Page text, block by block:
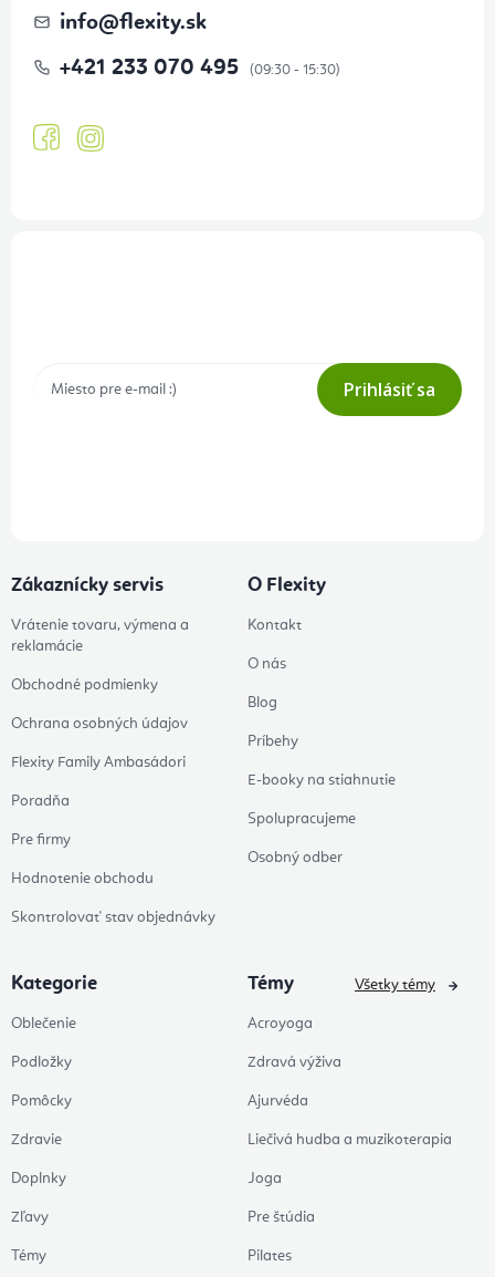
info@flexity.sk
+421 233 070 495
Prihlásiť sa
Zákaznícky servis
Vrátenie tovaru, výmena a
reklamácie
Obchodné podmienky
Ochrana osobných údajov
Flexity Family Ambasádori
Poradňa
Pre firmy
Hodnotenie obchodu
Skontrolovať stav objednávky
O Flexity
Kontakt
O nás
Blog
Príbehy
E-booky na stiahnutie
Spolupracujeme
Osobný odber
Kategorie
Oblečenie
Podložky
Pomôcky
Zdravie
Doplnky
Zľavy
Témy
Témy
Acroyoga
Zdravá výživa
Ajurvéda
Liečivá hudba a muzikoterapia
Joga
Pre štúdia
Pilates
Všetky témy